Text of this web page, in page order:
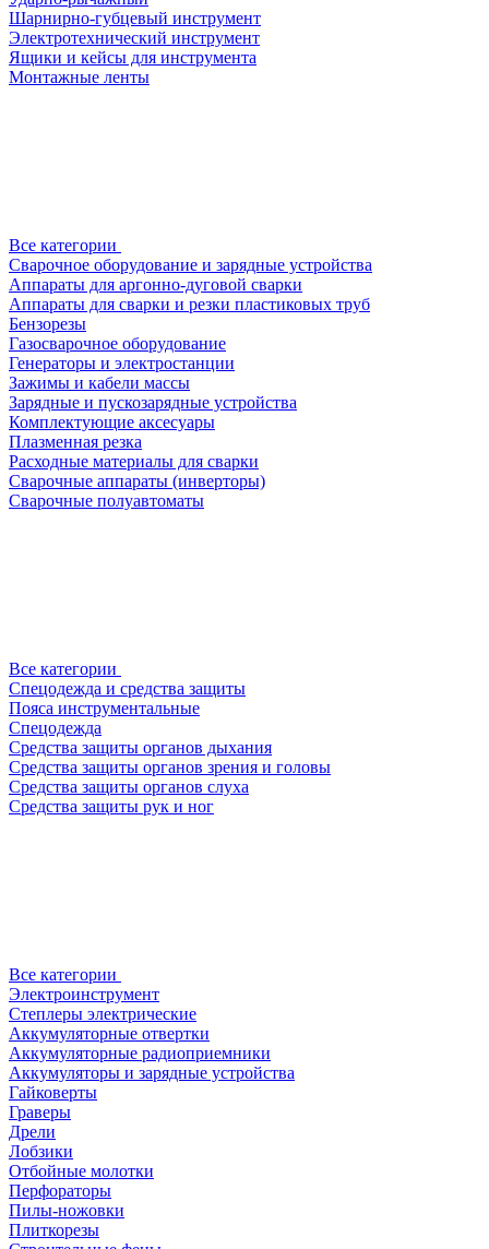
Шарнирно-губцевый инструмент
Электротехнический инструмент
Ящики и кейсы для инструмента
Монтажные ленты
Все категории
Сварочное оборудование и зарядные устройства
Аппараты для аргонно-дуговой сварки
Аппараты для сварки и резки пластиковых труб
Бензорезы
Газосварочное оборудование
Генераторы и электростанции
Зажимы и кабели массы
Зарядные и пускозарядные устройства
Комплектующие аксесуары
Плазменная резка
Расходные материалы для сварки
Сварочные аппараты (инверторы)
Сварочные полуавтоматы
Все категории
Спецодежда и средства защиты
Пояса инструментальные
Спецодежда
Средства защиты органов дыхания
Средства защиты органов зрения и головы
Средства защиты органов слуха
Средства защиты рук и ног
Все категории
Электроинструмент
Степлеры электрические
Аккумуляторные отвертки
Аккумуляторные радиоприемники
Аккумуляторы и зарядные устройства
Гайковерты
Граверы
Дрели
Лобзики
Отбойные молотки
Перфораторы
Пилы-ножовки
Плиткорезы